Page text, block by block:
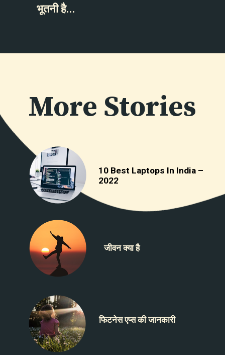
भूतनी है...
More Stories
10 Best Laptops In India –
2022
जीवन क्या है
फिटनेस एप्स की जानकारी